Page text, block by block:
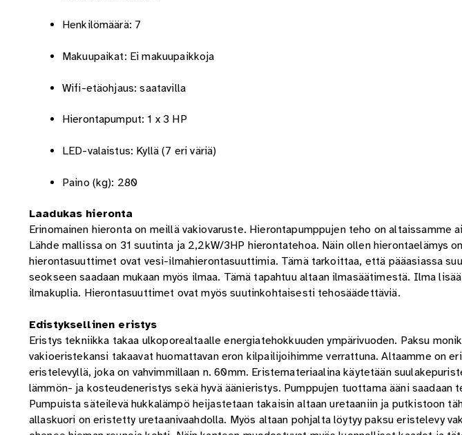
Henkilömäärä: 7
Makuupaikat: Ei makuupaikkoja
Wifi-etäohjaus: saatavilla
Hierontapumput: 1 x 3 HP
LED-valaistus: Kyllä (7 eri väriä)
Paino (kg): 280
Laadukas hieronta
Erinomainen hieronta on meillä vakiovaruste. Hierontapumppujen teho on altaissamme
Lähde mallissa on 31 suutinta ja 2,2kW/3HP hierontatehoa. Näin ollen hierontaelämys
hierontasuuttimet ovat vesi-ilmahierontasuuttimia. Tämä tarkoittaa, että pääasiassa
seokseen saadaan mukaan myös ilmaa. Tämä tapahtuu altaan ilmasäätimestä. Ilma
ilmakuplia. Hierontasuuttimet ovat myös suutinkohtaisesti tehosäädettäviä.
Edistyksellinen eristys
Eristys tekniikka takaa ulkoporealtaalle energiatehokkuuden ympärivuoden. Paksu
vakioeristekansi takaavat huomattavan eron kilpailijoihimme verrattuna. Altaamme on
eristelevyllä, joka on vahvimmillaan n. 60mm. Eristemateriaalina käytetään
lämmön- ja kosteudeneristys sekä hyvä äänieristys. Pumppujen tuottama ääni
Pumpuista säteilevä hukkalämpö heijastetaan takaisin altaan uretaaniin ja putkistoon
allaskuori on eristetty uretaanivaahdolla. Myös altaan pohjalta löytyy paksu eristelevy